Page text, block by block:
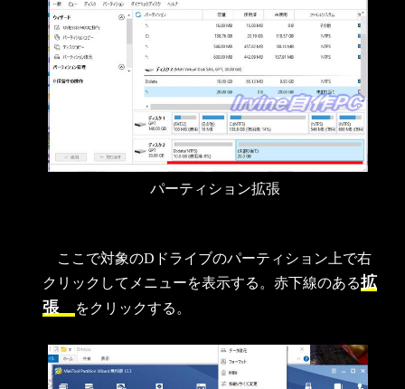
パーティション拡張
ここで対象のDドライブのパーティション上で右
クリックしてメニューを表示する。赤下線のある拡
張
をクリックする。